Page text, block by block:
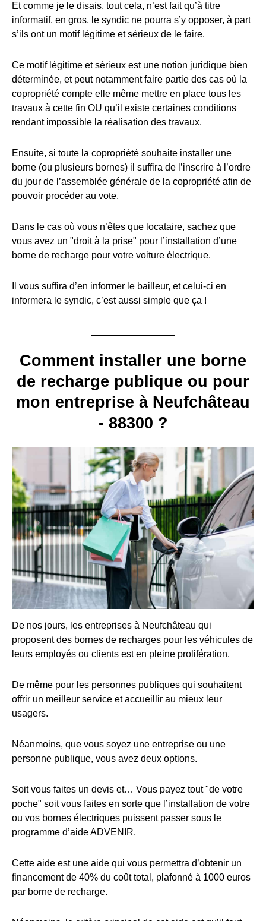
Et comme je le disais, tout cela, n’est fait qu’à titre
informatif, en gros, le syndic ne pourra s’y opposer, à part
s’ils ont un motif légitime et sérieux de le faire.
Ce motif légitime et sérieux est une notion juridique bien
déterminée, et peut notamment faire partie des cas où la
copropriété compte elle même mettre en place tous les
travaux à cette fin OU qu’il existe certaines conditions
rendant impossible la réalisation des travaux.
Ensuite, si toute la copropriété souhaite installer une
borne (ou plusieurs bornes) il suffira de l’inscrire à l’ordre
du jour de l’assemblée générale de la copropriété afin de
pouvoir procéder au vote.
Dans le cas où vous n’êtes que locataire, sachez que
vous avez un "droit à la prise" pour l’installation d’une
borne de recharge pour votre voiture électrique.
Il vous suffira d’en informer le bailleur, et celui-ci en
informera le syndic, c’est aussi simple que ça !
Comment installer une borne
de recharge publique ou pour
mon entreprise à Neufchâteau
- 88300 ?
De nos jours, les entreprises à Neufchâteau qui
proposent des bornes de recharges pour les véhicules de
leurs employés ou clients est en pleine prolifération.
De même pour les personnes publiques qui souhaitent
offrir un meilleur service et accueillir au mieux leur
usagers.
Néanmoins, que vous soyez une entreprise ou une
personne publique, vous avez deux options.
Soit vous faites un devis et… Vous payez tout "de votre
poche" soit vous faites en sorte que l’installation de votre
ou vos bornes électriques puissent passer sous le
programme d’aide ADVENIR.
Cette aide est une aide qui vous permettra d’obtenir un
financement de 40% du coût total, plafonné à 1000 euros
par borne de recharge.